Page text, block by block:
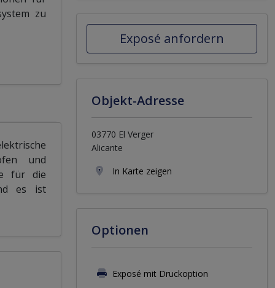
zu
und
für die
es ist
Exposé anfordern
Objekt-Adresse
03770 El Verger
Alicante
In Karte zeigen
Optionen
Exposé mit Druckoption